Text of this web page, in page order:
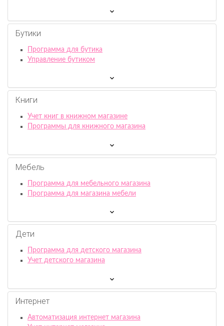
Бутики
Программа для бутика
Управление бутиком
Книги
Учет книг в книжном магазине
Программы для книжного магазина
Мебель
Программа для мебельного магазина
Программа для магазина мебели
Дети
Программа для детского магазина
Учет детского магазина
Интернет
Автоматизация интернет магазина